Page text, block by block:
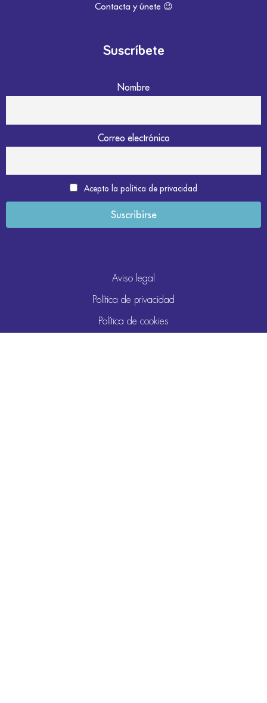
Contacta y únete 😉
Suscríbete
Nombre
Correo electrónico
Acepto la política de privacidad
Aviso legal
Política de privacidad
Política de cookies